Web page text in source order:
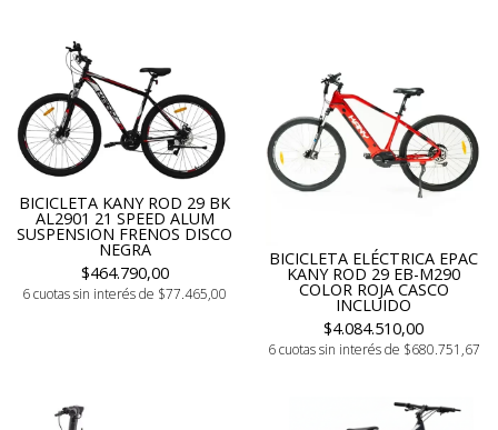
BICICLETA KANY ROD 29 BK
AL2901 21 SPEED ALUM
SUSPENSION FRENOS DISCO
NEGRA
$464.790,00
6 cuotas sin interés de $77.465,00
BICICLETA ELÉCTRICA EPAC
KANY ROD 29 EB-M290
COLOR ROJA CASCO
INCLUIDO
$4.084.510,00
6 cuotas sin interés de $680.751,67